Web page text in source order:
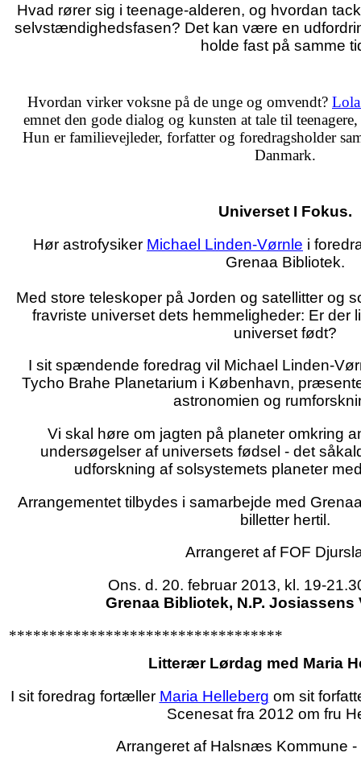
Hvad rører sig i teenage-alderen, og hvordan
selvstændighedsfasen? Det kan være en
holde fast på samme
Hvordan virker voksne på de unge og omvendt? Lola
emnet den gode dialog og kunsten at tale til
Hun er familievejleder, forfatter og foredragsholder
Danmark.
Universet I Fokus.
Hør astrofysiker Michael Linden-Vørnle i
Grenaa Bibliotek.
Med store teleskoper på Jorden og satellitter og
fravriste universet dets hemmeligheder: Er der
universet født?
I sit spændende foredrag vil Michael Linden-
Tycho Brahe Planetarium i København,
astronomien og
Vi skal høre om jagten på planeter omkring
undersøgelser af universets fødsel - det
udforskning af solsystemets planeter
Arrangementet tilbydes i samarbejde med
billetter hertil.
Arrangeret af FOF
Ons. d. 20. februar 2013, kl. 19-
Grenaa Bibliotek, N.P. Josiassens
**********************************
Litterær Lørdag med Maria
I sit foredrag fortæller Maria Helleberg om sit
Scenesat fra 2012 om fru
Arrangeret af Halsnæs Kommune -